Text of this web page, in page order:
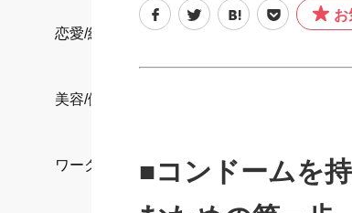
恋愛/結婚/離婚
美容/健康
ワークスタイル
お
■コンドームを